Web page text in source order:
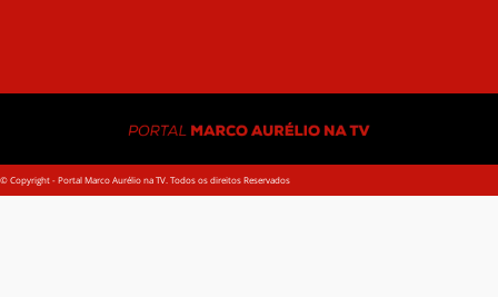
© Copyright - Portal Marco Aurélio na TV. Todos os direitos Reservados